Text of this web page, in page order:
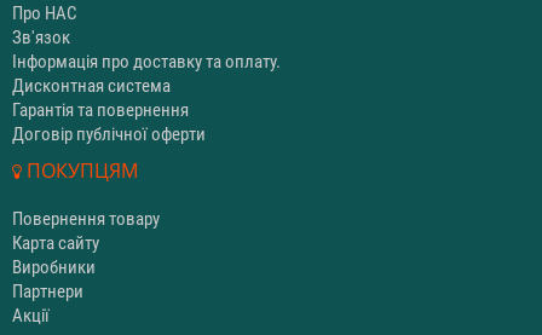
Про НАС
Зв'язок
Інформація про доставку та оплату.
Дисконтная система
Гарантія та повернення
Договір публічної оферти
ПОКУПЦЯМ
Повернення товару
Карта сайту
Виробники
Партнери
Акції